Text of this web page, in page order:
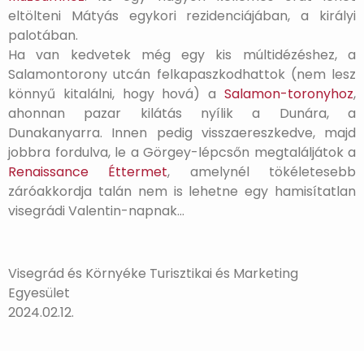
eltölteni Mátyás egykori rezidenciájában, a királyi
palotában.
Ha van kedvetek még egy kis múltidézéshez, a
Salamontorony utcán felkapaszkodhattok (nem lesz
könnyű kitalálni, hogy hová) a Salamon-toronyhoz,
ahonnan pazar kilátás nyílik a Dunára, a
Dunakanyarra. Innen pedig visszaereszkedve, majd
jobbra fordulva, le a Görgey-lépcsőn megtaláljátok a
Renaissance Éttermet, amelynél tökéletesebb
záróakkordja talán nem is lehetne egy hamisítatlan
visegrádi Valentin-napnak…
Visegrád és Környéke Turisztikai és Marketing
Egyesület
2024.02.12.